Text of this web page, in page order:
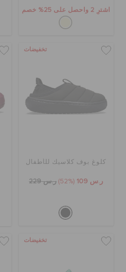
اشترِ 2 واحصل على 25% خصم
تخفيضات
كلوغ بوف كلاسيك للأطفال
ر.س 109 (52%) ر.س 229
تخفيضات